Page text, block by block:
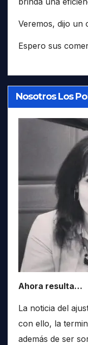
Veremos, dijo un
Espero sus
Nosotros Los
Ahora resulta…
La noticia del
con ello, la
además de ser